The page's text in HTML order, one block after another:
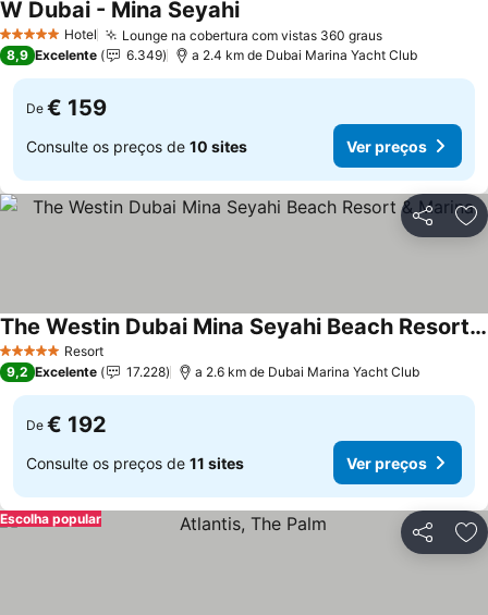
5 Estrelas Hotel Lounge na cobertura com vistas 360 graus
W Dubai - Mina Seyahi
8,9 Excelente 6.349 a 2.4 km de Dubai Marina Yacht Club
De € 159
Consulte os preços de 10 sites Ver preços
Partilhar
5 Estrelas Resort
The Westin Dubai Mina Seyahi Beach Resort & Marina
9,2 Excelente 17.228 a 2.6 km de Dubai Marina Yacht Club
De € 192
Consulte os preços de 11 sites Ver preços
Partilhar
Escolha popular